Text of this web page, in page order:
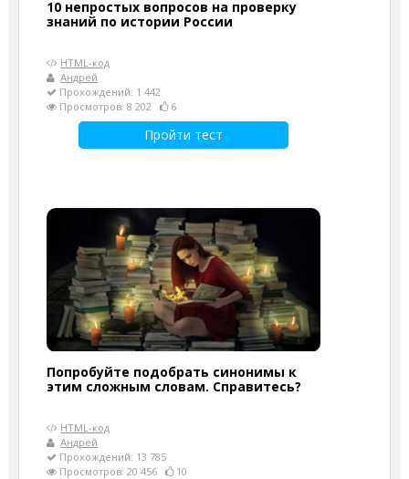
10 непростых вопросов на проверку
знаний по истории России
HTML-код
Андрей
Прохождений: 1 442
Просмотров: 8 202
6
Пройти тест
Попробуйте подобрать синонимы к
этим сложным словам. Справитесь?
HTML-код
Андрей
Прохождений: 13 785
Просмотров: 20 456
10